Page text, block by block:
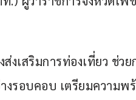
เสริมการท่องเที่ยว ช่ว
อบคอบ เตรียมความพร้